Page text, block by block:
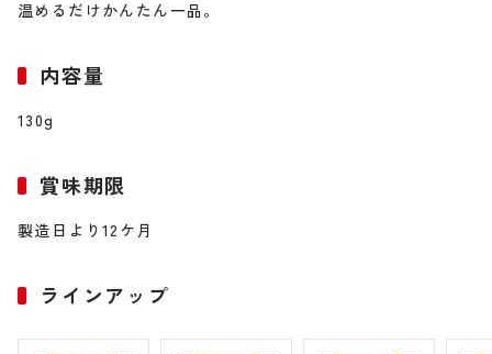
温めるだけかんたん一品。
内容量
130g
賞味期限
製造日より12ケ月
ラインアップ